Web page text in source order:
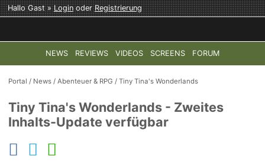
Hallo Gast »LoginoderRegistrierung
NEWS REVIEWS VIDEOS SCREENS FORUM
TOP-THEMEN: COD: MODERN WARFARE 4 HALO:
Portal / News /Abenteuer & RPG /Tiny Tina's Wonderlands
Tiny Tina's Wonderlands - Zweites
Inhalts-Update verfügbar